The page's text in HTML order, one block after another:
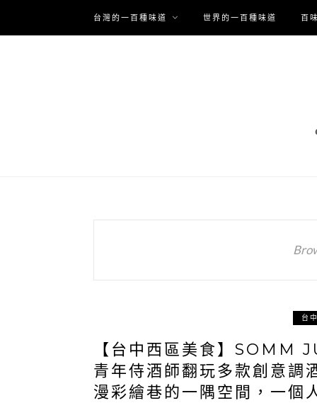
台灣的一百種味道 世界的一百種味道 百
台
【台中西區美食】SOMM
青年侍酒師翻玩多款創意調
漫彩繪巷的一隅空間，一個